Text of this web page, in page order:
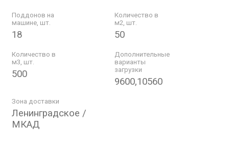
Поддонов на
машине, шт.
18
Количество в
м2, шт.
50
Количество в
м3, шт.
500
Дополнительные
варианты
загрузки
9600,10560
Зона доставки
Ленинградское /
МКАД